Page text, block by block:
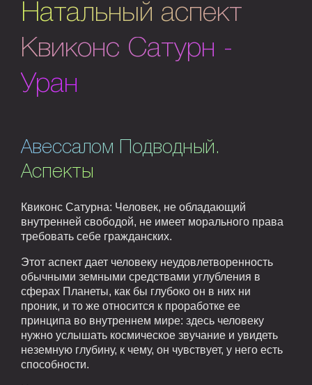
Натальный аспект
Квиконс Сатурн -
Уран
Авессалом Подводный.
Аспекты
Квиконс Сатурна: Человек, не обладающий
внутренней свободой, не имеет морального права
требовать себе гражданских.
Этот аспект дает человеку неудовлетворенность
обычными земными средствами углубления в
сферах Планеты, как бы глубоко он в них ни
проник, и то же относится к проработке ее
принципа во внутреннем мире: здесь человеку
нужно услышать космическое звучание и увидеть
неземную глубину, к чему, он чувствует, у него есть
способности.